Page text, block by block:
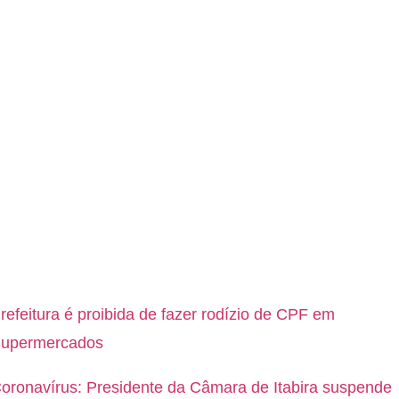
é proibida de fazer rodízio de CPF em
Presidente da Câmara de Itabira suspende